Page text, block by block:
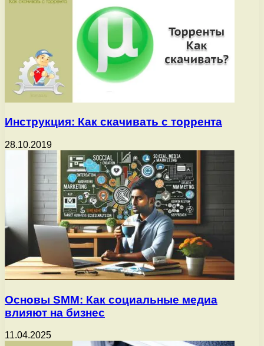
Инструкция: Как скачивать с торрента
28.10.2019
Основы SMM: Как социальные медиа
влияют на бизнес
11.04.2025